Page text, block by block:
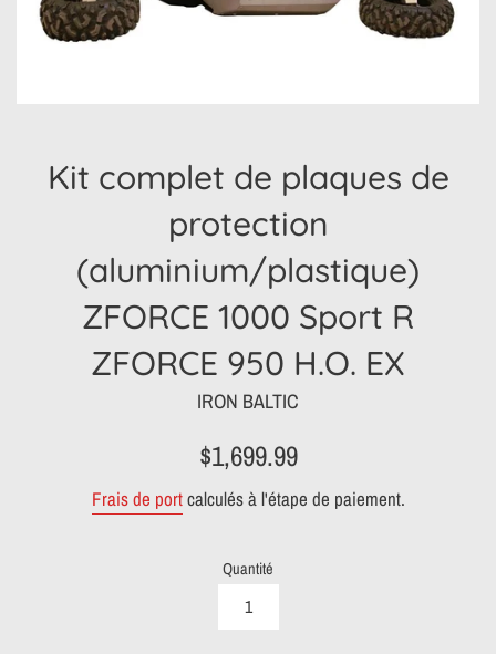
Kit complet de plaques de
protection
(aluminium/plastique)
ZFORCE 1000 Sport R
ZFORCE 950 H.O. EX
IRON BALTIC
Prix
régulier
$1,699.99
Frais de portcalculés à l'étape de paiement.
Quantité